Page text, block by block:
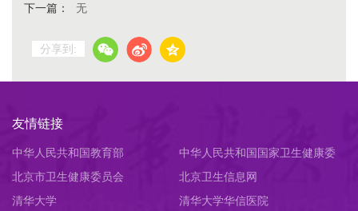
下一篇： 无
分享到:
友情链接
中华人民共和国教育部
中华人民共和国国家卫生健康委
员会
北京市卫生健康委员会
北京卫生信息网
清华大学
清华大学华信医院